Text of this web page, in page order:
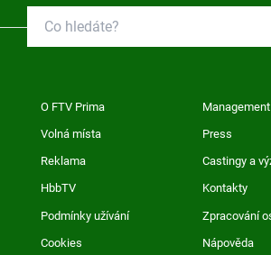
O FTV Prima Management
Volná místa Press
Reklama Castingy a
HbbTV Kontakty
Podmínky užívání Zpracování
Cookies Nápověda